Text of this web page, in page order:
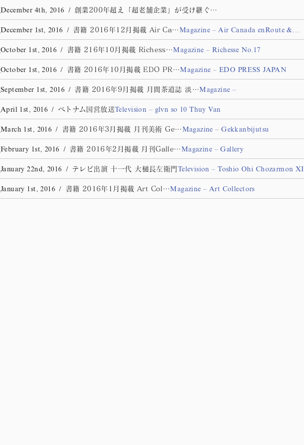
December 4th, 2016 / 創業200年超え「超老舗企業」が受け継ぐ…
December 1st, 2016 / 書籍 2016年12月掲載 Air Ca… Magazine – Air Canada enRoute &…
October 1st, 2016 / 書籍 216年10月掲載 Richess…Magazine – Richesse No.17
October 1st, 2016 / 書籍 2016年10月掲載 EDO PR…Magazine – EDO PRESS JAPAN
September 1st, 2016 / 書籍 2016年9月掲載 月間茶道誌 淡…Magazine –
April 1st, 2016 / ベトナム国営放送Television – glvn so 10 Thuy Van
March 1st, 2016 / 書籍 2016年3月掲載 月刊美術 Ge… Magazine – Gekkanbijutsu
February 1st, 2016 / 書籍 2016年2月掲載 月刊Galle… Magazine – Gallery
January 22nd, 2016 / テレビ出演 十一代 大樋長左衛門 Television – Toshio Ohi Chozarmon XI
January 1st, 2016 / 書籍 2016年1月掲載 Art Col…Magazine – Art Collectors